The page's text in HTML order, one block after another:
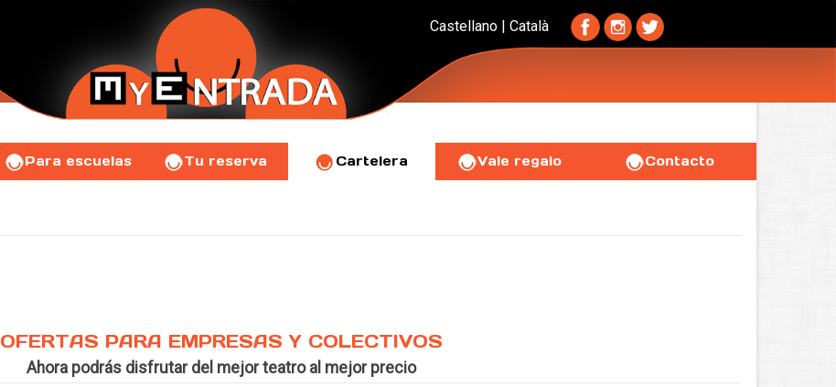
Castellano |Català
Para escuelas Tu reserva Cartelera Vale regalo Contacto
OFERTAS PARA EMPRESAS Y COLECTIVOS
Ahora podrás disfrutar del mejor teatro al mejor precio